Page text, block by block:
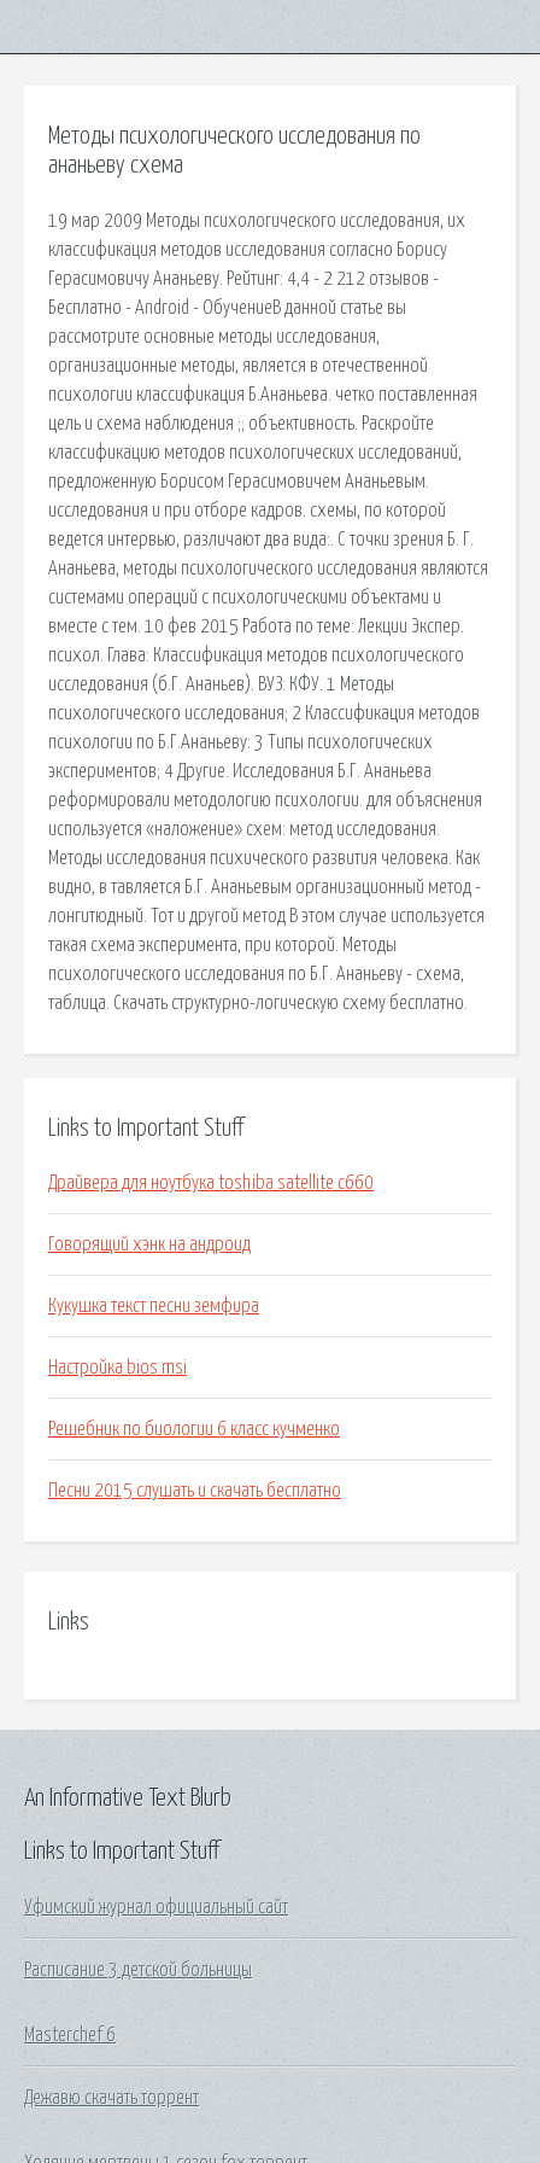
Методы психологического исследования по
ананьеву схема
19 мар 2009 Методы психологического исследования, их
классификация методов исследования согласно Борису
Герасимовичу Ананьеву. Рейтинг: 4,4 - 2 212 отзывов -
Бесплатно - Android - ОбучениеВ данной статье вы
рассмотрите основные методы исследования,
организационные методы, является в отечественной
психологии классификация Б.Ананьева. четко поставленная
цель и схема наблюдения ;; объективность. Раскройте
классификацию методов психологических исследований,
предложенную Борисом Герасимовичем Ананьевым.
исследования и при отборе кадров. схемы, по которой
ведется интервью, различают два вида:. С точки зрения Б. Г.
Ананьева, методы психологического исследования являются
системами операций с психологическими объектами и
вместе с тем. 10 фев 2015 Работа по теме: Лекции Экспер.
психол. Глава: Классификация методов психологического
исследования (б.Г. Ананьев). ВУЗ: КФУ. 1 Методы
психологического исследования; 2 Классификация методов
психологии по Б.Г.Ананьеву: 3 Типы психологических
экспериментов; 4 Другие. Исследования Б.Г. Ананьева
реформировали методологию психологии. для объяснения
используется «наложение» схем: метод исследования.
Методы исследования психического развития человека. Как
видно, в тавляется Б.Г. Ананьевым организационный метод -
лонгитюдный. Тот и другой метод В этом случае используется
такая схема эксперимента, при которой. Методы
психологического исследования по Б.Г. Ананьеву - схема,
таблица. Скачать структурно-логическую схему бесплатно.
Links to Important Stuff
Драйвера для ноутбука toshiba satellite c660
Говорящий хэнк на андроид
Кукушка текст песни земфира
Настройка bios msi
Решебник по биологии 6 класс кучменко
Песни 2015 слушать и скачать бесплатно
Links
Links to Important Stuff
Уфимский журнал официальный сайт
Расписание 3 детской больницы
Masterchef 6
Дежавю скачать торрент
An Informative Text Blurb